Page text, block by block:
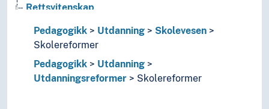
Rettsvitenskap
Språk
Tid i enheter, stadier og perioder
Pedagogikk Utdanning
Skolevesen
Skolereformer
Pedagogikk
Utdanning
Utdanningsreformer
Skolereformer